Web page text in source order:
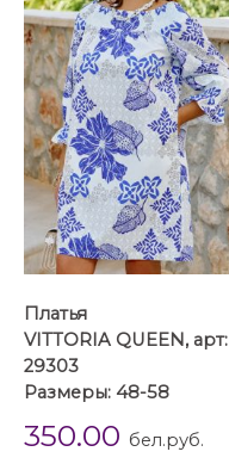
Платья
VITTORIA QUEEN, арт:
29303
Размеры: 48-58
350.00 бел.руб.